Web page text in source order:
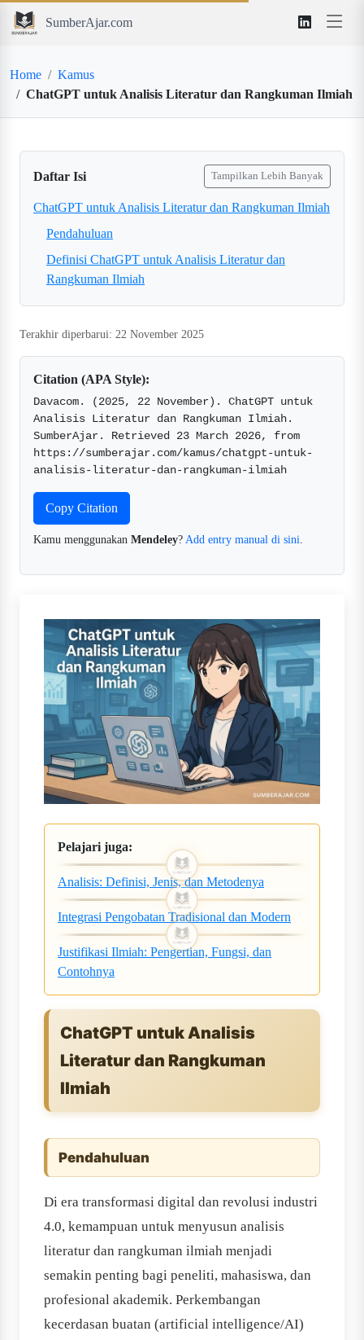
SumberAjar.com
Home
Kamus
ChatGPT untuk Analisis Literatur dan Rangkuman Ilmiah
Daftar Isi Tampilkan Lebih Banyak
ChatGPT untuk Analisis Literatur dan Rangkuman Ilmiah
Pendahuluan
Definisi ChatGPT untuk Analisis Literatur dan
Rangkuman Ilmiah
Terakhir diperbarui: 22 November 2025
Citation (APA Style):
Davacom. (2025, 22 November). ChatGPT untuk
Analisis Literatur dan Rangkuman Ilmiah.
SumberAjar. Retrieved 23 March 2026, from
https://sumberajar.com/kamus/chatgpt-untuk-
analisis-literatur-dan-rangkuman-ilmiah
Copy Citation
Kamu menggunakan Mendeley? Add entry manual di sini.
Pelajari juga:
Analisis: Definisi, Jenis, dan Metodenya
Integrasi Pengobatan Tradisional dan Modern
Justifikasi Ilmiah: Pengertian, Fungsi, dan
Contohnya
ChatGPT untuk Analisis
Literatur dan Rangkuman
Ilmiah
Pendahuluan
Di era transformasi digital dan revolusi industri
4.0, kemampuan untuk menyusun analisis
literatur dan rangkuman ilmiah menjadi
semakin penting bagi peneliti, mahasiswa, dan
profesional akademik. Perkembangan
kecerdasan buatan (artificial intelligence/AI)